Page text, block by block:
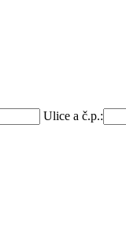
Ulice a č.p.: